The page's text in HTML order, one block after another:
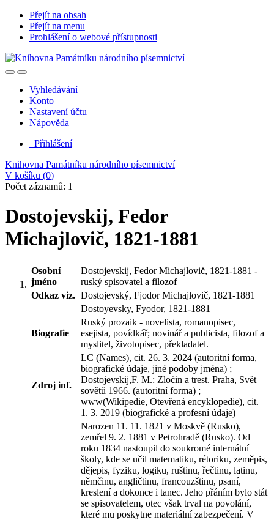
Přejít na obsah
Přejít na menu
Prohlášení o webové přístupnosti
Vyhledávání
Konto
Nastavení účtu
Nápověda
Přihlášení
Knihovna Památníku národního písemnictví
V košíku (0)
Počet záznamů: 1
Dostojevskij, Fedor
Michajlovič, 1821-1881
Osobní
jméno
Dostojevskij, Fedor Michajlovič, 1821-1881 -
ruský spisovatel a filozof
Odkaz viz. Dostojevský, Fjodor Michajlovič, 1821-1881
Dostoyevsky, Fyodor, 1821-1881
Biografie
Ruský prozaik - novelista, romanopisec,
esejista, povídkář; novinář a publicista, filozof a
myslitel, životopisec, překladatel.
Zdroj inf.
LC (Names), cit. 26. 3. 2024 (autoritní forma,
biografické údaje, jiné podoby jména) ;
Dostojevskij,F. M.: Zločin a trest. Praha, Svět
sovětů 1966. (autoritní forma) ;
www(Wikipedie, Otevřená encyklopedie), cit.
1. 3. 2019 (biografické a profesní údaje)
Narozen 11. 11. 1821 v Moskvě (Rusko),
zemřel 9. 2. 1881 v Petrohradě (Rusko). Od
roku 1834 nastoupil do soukromé internátní
školy, kde se učil matematiku, rétoriku, zeměpis,
dějepis, fyziku, logiku, ruštinu, řečtinu, latinu,
němčinu, angličtinu, francouzštinu, psaní,
kreslení a dokonce i tanec. Jeho přáním bylo stát
se spisovatelem, otec však trval na povolání,
které mu poskytne materiální zabezpečení. V